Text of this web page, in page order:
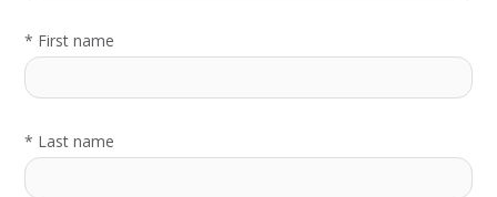
* First name
* Last name